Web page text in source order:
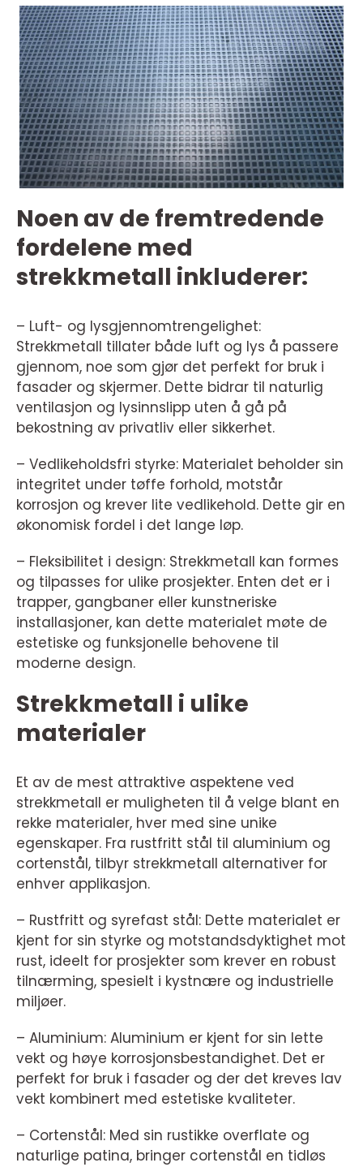
Noen av de fremtredende
fordelene med
strekkmetall inkluderer:
– Luft- og lysgjennomtrengelighet:
Strekkmetall tillater både luft og lys å passere
gjennom, noe som gjør det perfekt for bruk i
fasader og skjermer. Dette bidrar til naturlig
ventilasjon og lysinnslipp uten å gå på
bekostning av privatliv eller sikkerhet.
– Vedlikeholdsfri styrke: Materialet beholder sin
integritet under tøffe forhold, motstår
korrosjon og krever lite vedlikehold. Dette gir en
økonomisk fordel i det lange løp.
– Fleksibilitet i design: Strekkmetall kan formes
og tilpasses for ulike prosjekter. Enten det er i
trapper, gangbaner eller kunstneriske
installasjoner, kan dette materialet møte de
estetiske og funksjonelle behovene til
moderne design.
Strekkmetall i ulike
materialer
Et av de mest attraktive aspektene ved
strekkmetall er muligheten til å velge blant en
rekke materialer, hver med sine unike
egenskaper. Fra rustfritt stål til aluminium og
cortenstål, tilbyr strekkmetall alternativer for
enhver applikasjon.
– Rustfritt og syrefast stål: Dette materialet er
kjent for sin styrke og motstandsdyktighet mot
rust, ideelt for prosjekter som krever en robust
tilnærming, spesielt i kystnære og industrielle
miljøer.
– Aluminium: Aluminium er kjent for sin lette
vekt og høye korrosjonsbestandighet. Det er
perfekt for bruk i fasader og der det kreves lav
vekt kombinert med estetiske kvaliteter.
– Cortenstål: Med sin rustikke overflate og
naturlige patina, bringer cortenstål en tidløs